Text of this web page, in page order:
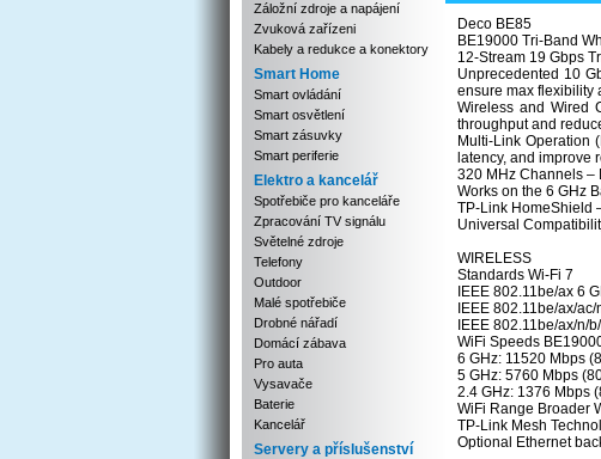
Záložní zdroje a napájení
Zvuková zařízeni
Kabely a redukce a konektory
Smart Home
Smart ovládání
Smart osvětlení
Smart zásuvky
Smart periferie
Elektro a kancelář
Spotřebiče pro kanceláře
Zpracování TV signálu
Světelné zdroje
Telefony
Outdoor
Malé spotřebiče
Drobné nářadí
Domácí zábava
Pro auta
Vysavače
Baterie
Kancelář
Servery a příslušenství
Deco BE85
BE19000 Tri-Band
12-Stream 19 Gbps
Unprecedented 10
ensure max flexibility
Wireless and Wired
throughput and
Multi-Link Operation
latency, and improve
320 MHz Channels –
Works on the 6 GHz
TP-Link HomeShield
Universal
WIRELESS
Standards Wi-Fi 7
IEEE 802.11be/ax 6
IEEE 802.11be/ax/
IEEE 802.11be/ax/n/
WiFi Speeds
6 GHz: 11520 Mbps
5 GHz: 5760 Mbps
2.4 GHz: 1376 Mbps
WiFi Range Broader
TP-Link Mesh
Optional Ethernet